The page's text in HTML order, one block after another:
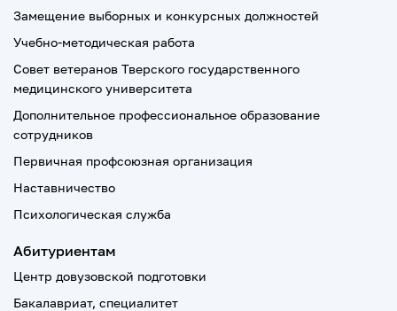
Замещение выборных и конкурсных должностей
Учебно-методическая работа
Совет ветеранов Тверского государственного
медицинского университета
Дополнительное профессиональное образование
сотрудников
Первичная профсоюзная организация
Наставничество
Психологическая служба
Абитуриентам
Центр довузовской подготовки
Бакалавриат, специалитет